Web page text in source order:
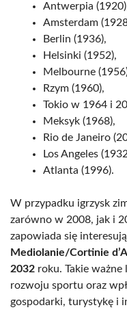
Antwerpia
Amsterdam
Berlin (1936),
Helsinki (1952),
Melbourne
Rzym (1960),
Tokio w 1964 i
Meksyk (1968),
Rio de Janeiro
Los Angeles
Atlanta (1996).
W przypadku igrzysk
zarówno w 2008, jak i
zapowiada się
Mediolanie/Cortinie
2032 roku. Takie
rozwoju sportu oraz
gospodarki, turystykę i